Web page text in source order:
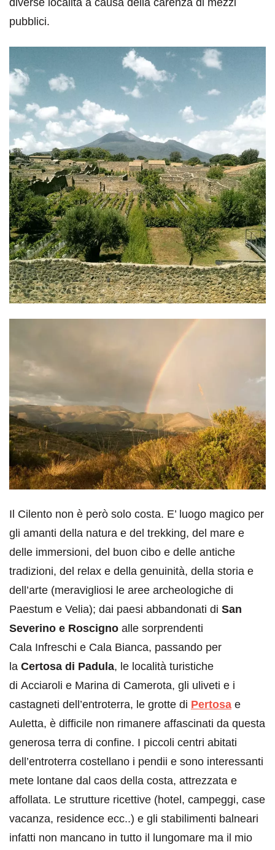
pubblici.
Il Cilento non è però solo costa. E’ luogo magico per
gli amanti della natura e del trekking, del mare e
delle immersioni, del buon cibo e delle antiche
tradizioni, del relax e della genuinità, della storia e
dell’arte (meravigliosi le aree archeologiche di
Paestum e Velia); dai paesi abbandonati di San
Severino e Roscigno alle sorprendenti
Cala Infreschi e Cala Bianca, passando per
la Certosa di Padula, le località turistiche
di Acciaroli e Marina di Camerota, gli uliveti e i
castagneti dell’entroterra, le grotte di Pertosa e
Auletta, è difficile non rimanere affascinati da questa
generosa terra di confine. I piccoli centri abitati
dell’entroterra costellano i pendii e sono interessanti
mete lontane dal caos della costa, attrezzata e
affollata. Le strutture ricettive (hotel, campeggi, case
vacanza, residence ecc..) e gli stabilimenti balneari
infatti non mancano in tutto il lungomare ma il mio